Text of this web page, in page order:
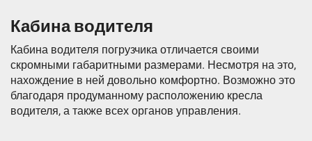
Кабина водителя
Кабина водителя погрузчика отличается своими
скромными габаритными размерами. Несмотря на это,
нахождение в ней довольно комфортно. Возможно это
благодаря продуманному расположению кресла
водителя, а также всех органов управления.